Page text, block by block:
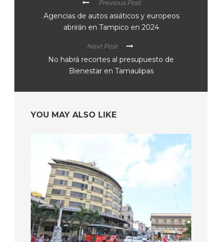
Previous Post
Agencias de autos asiáticos y europeos
abrirán en Tampico en 2024
Next Post
No habrá recortes al presupuesto de
Bienestar en Tamaulipas
YOU MAY ALSO LIKE